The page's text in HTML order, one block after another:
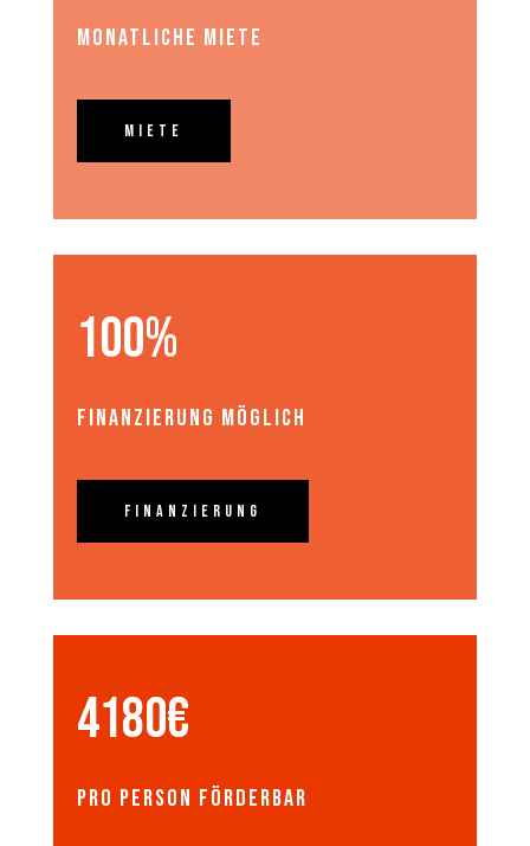
Monatliche Miete
Miete
100%
Finanzierung möglich
Finanzierung
4180€
pro Person förderbar